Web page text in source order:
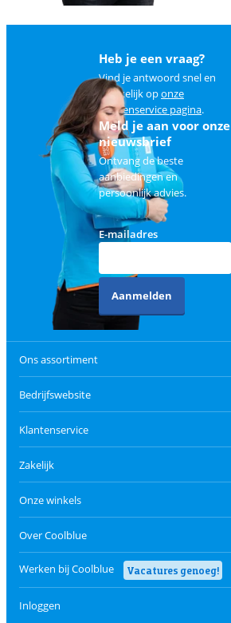
Heb je een vraag?
Vind je antwoord snel en
makkelijk oponze
klantenservice pagina.
Meld je aan voor onze
nieuwsbrief
Ontvang de beste
aanbiedingen en
persoonlijk advies.
E-mailadres
Aanmelden
Ons assortiment
Bedrijfswebsite
Klantenservice
Zakelijk
Onze winkels
Over Coolblue
Werken bij Coolblue Vacatures genoeg!
Inloggen